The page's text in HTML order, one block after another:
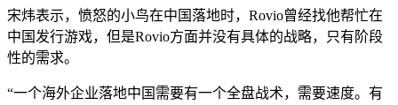
宋炜表示，愤怒的小鸟在中国落地时，Rovio曾经找他帮忙在
中国发行游戏，但是Rovio方面并没有具体的战略，只有阶段
性的需求。
“一个海外企业落地中国需要有一个全盘战术，需要速度。有